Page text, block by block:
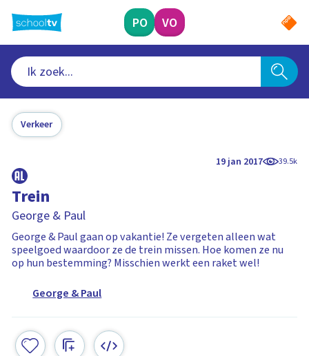
naar
hoofdinhoud
PO VO
Verkeer
19 jan 2017 39.5k
Trein
George & Paul
George & Paul gaan op vakantie! Ze vergeten alleen wat
speelgoed waardoor ze de trein missen. Hoe komen ze nu
op hun bestemming? Misschien werkt een raket wel!
George & Paul